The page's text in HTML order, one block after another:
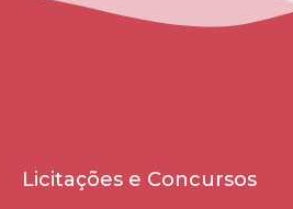
Licitações e Concursos